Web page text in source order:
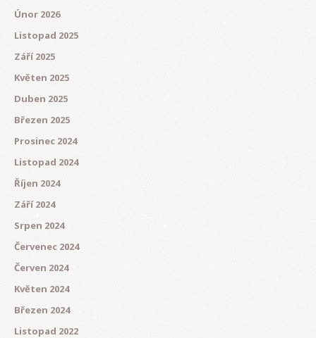
Únor 2026
Listopad 2025
Září 2025
Květen 2025
Duben 2025
Březen 2025
Prosinec 2024
Listopad 2024
Říjen 2024
Září 2024
Srpen 2024
Červenec 2024
Červen 2024
Květen 2024
Březen 2024
Listopad 2022